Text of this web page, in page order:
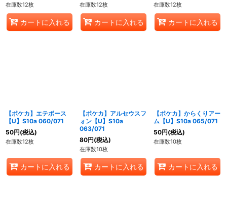
在庫数12枚
カートに入れる
在庫数12枚
カートに入れる
在庫数12枚
カートに入れる
【ポケカ】エテボース
【U】S10a 060/071
50円(税込)
在庫数12枚
カートに入れる
【ポケカ】アルセウスフ
ォン【U】S10a
063/071
80円(税込)
在庫数10枚
カートに入れる
【ポケカ】からくりアー
ム【U】S10a 065/071
50円(税込)
在庫数10枚
カートに入れる